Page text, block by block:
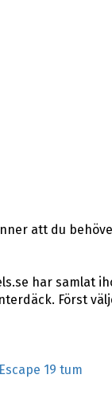
att du
har samlat
Först
19 tum